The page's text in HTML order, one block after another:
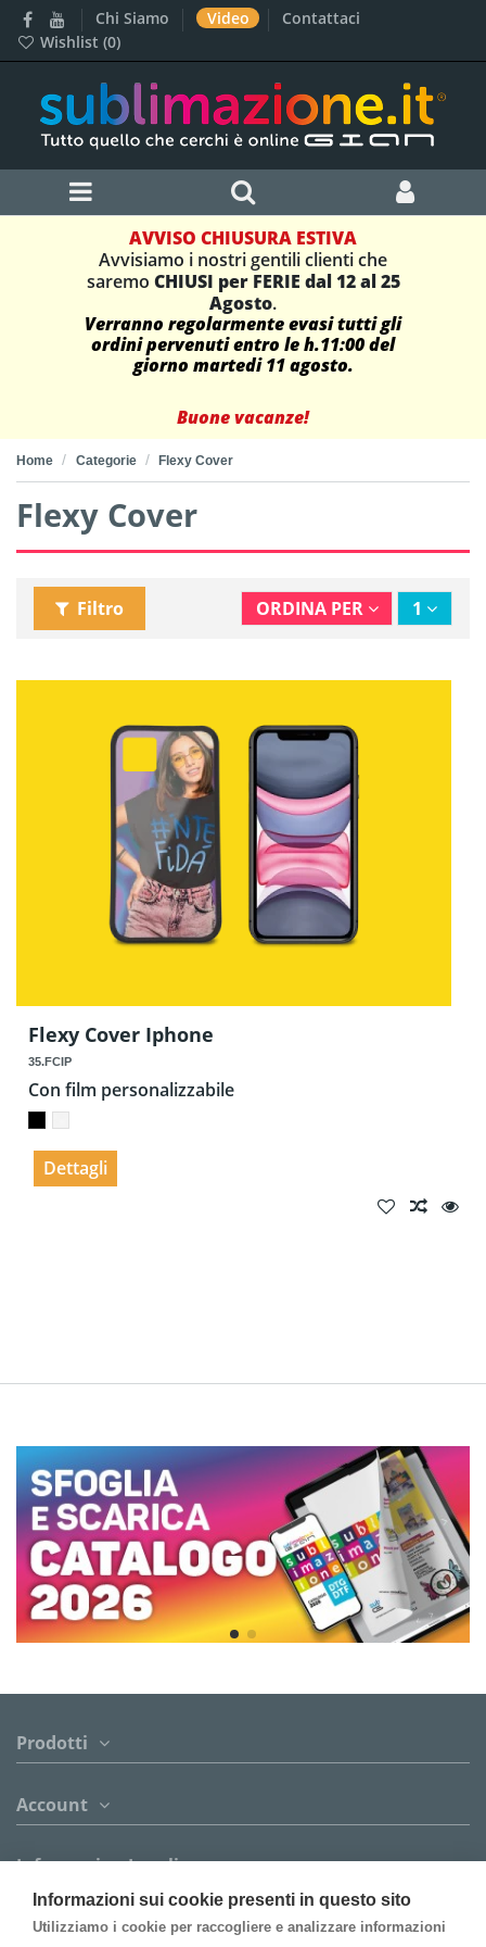
Informazioni sui cookie presenti in questo sito
Utilizziamo i cookie per raccogliere e analizzare informazioni
Chi Siamo Video
Contattaci
Wishlist (0)
AVVISO CHIUSURA ESTIVA
Avvisiamo i nostri gentili clienti che
saremo CHIUSI per FERIE dal 12 al 25
Agosto.
Verranno regolarmente evasi tutti gli
ordini pervenuti entro le h.11:00 del
giorno martedi 11 agosto.
Buone vacanze!
Home Categorie Flexy Cover
Flexy Cover
Filtro ORDINA PER 1
Flexy Cover Iphone
35.FCIP
Con film personalizzabile
Dettagli
Prodotti
Account
Informazion Legali
Contattaci